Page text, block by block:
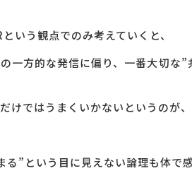
いう観点でのみ考えていくと、
一方的な発信に偏り、一番大切な
けではうまくいかないというのが、
る”という目に見えない論理も体で